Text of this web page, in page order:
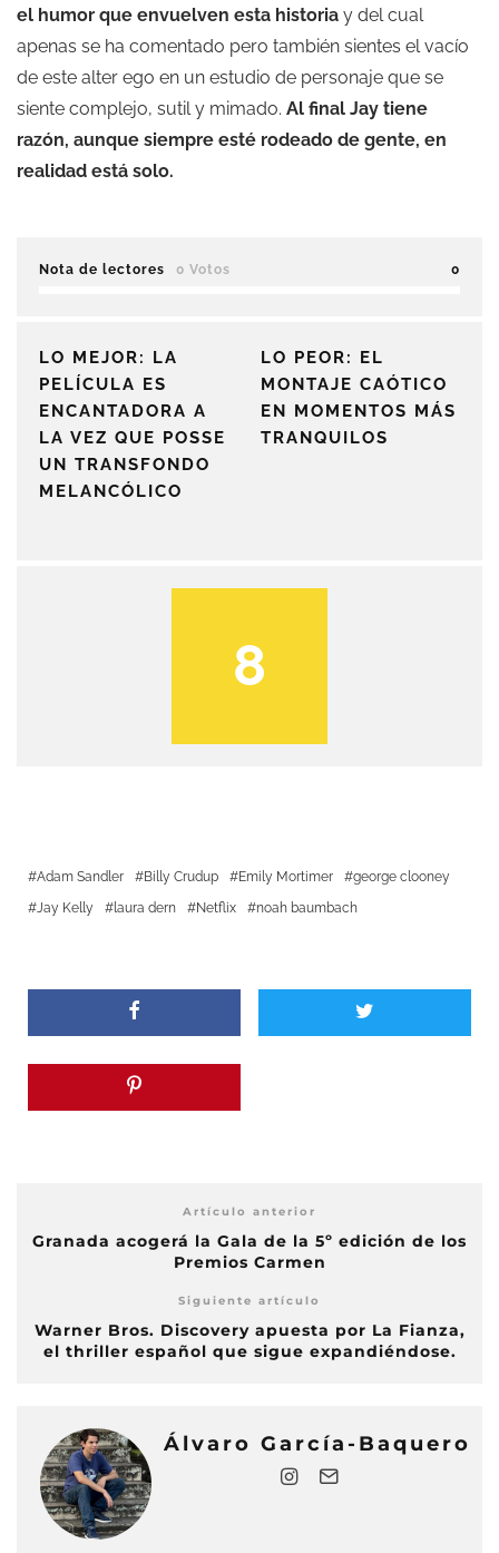
el humor que envuelven esta historia y del cual
apenas se ha comentado pero también sientes el vacío
de este alter ego en un estudio de personaje que se
siente complejo, sutil y mimado. Al final Jay tiene
razón, aunque siempre esté rodeado de gente, en
realidad está solo.
Nota de lectores 0 Votos 0
LO MEJOR: LA
PELÍCULA ES
ENCANTADORA A
LA VEZ QUE POSSE
UN TRANSFONDO
MELANCÓLICO
LO PEOR: EL
MONTAJE CAÓTICO
EN MOMENTOS MÁS
TRANQUILOS
8
Adam Sandler Billy Crudup Emily Mortimer
george clooney
Jay Kelly
laura dern Netflix noah baumbach
Artículo anterior
Granada acogerá la Gala de la 5º edición de los
Premios Carmen
Siguiente artículo
Warner Bros. Discovery apuesta por La Fianza,
el thriller español que sigue expandiéndose.
Álvaro García-Baquero